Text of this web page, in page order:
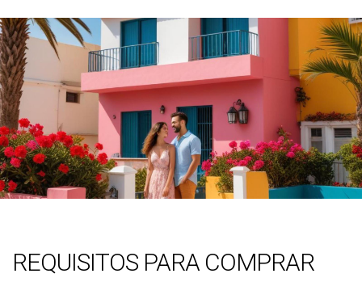
REQUISITOS PARA COMPRAR